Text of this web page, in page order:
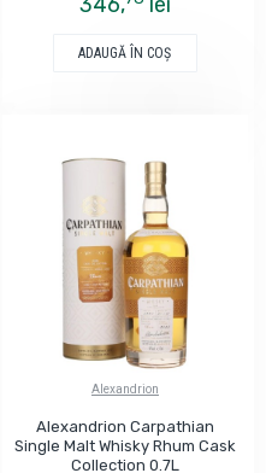
ADAUGĂ ÎN COŞ
Alexandrion
Alexandrion Carpathian
Single Malt Whisky Rhum Cask
Collection 0.7L